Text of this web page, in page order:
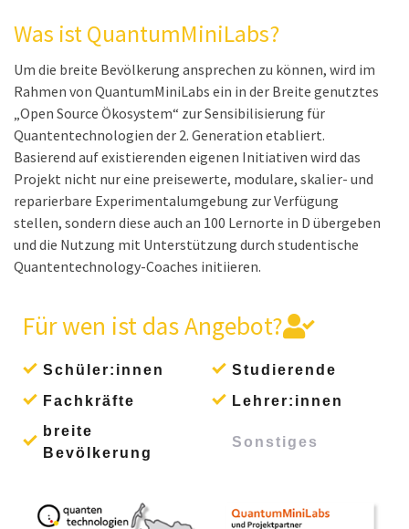
QuantumMiniLabs
Um die breite Bevölkerung ansprechen zu können, wird im
Rahmen von QuantumMiniLabs ein in der Breite genutztes
„Open Source Ökosystem“ zur Sensibilisierung für
Quantentechnologien der 2. Generation etabliert.
Basierend auf existierenden eigenen Initiativen wird das
Projekt nicht nur eine preisewerte, modulare, skalier- und
reparierbare Experimentalumgebung zur Verfügung
stellen, sondern diese auch an 100 Lernorte in D übergeben
und die Nutzung mit Unterstützung durch studentische
Quantentechnology-Coaches initiieren.
Für wen ist das Angebot?
Schüler:innen
Studierende
Fachkräfte
Lehrer:innen
breite
Bevölkerung
Sonstiges